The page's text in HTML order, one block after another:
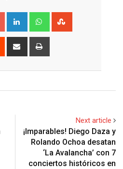
Google+ LinkedIn Whatsapp
Reddit
Share
Next article
¡Imparables! Diego Daza y
Rolando Ochoa desatan
‘La Avalancha’ con 7
conciertos históricos en